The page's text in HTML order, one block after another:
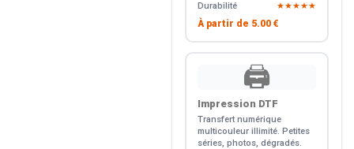
Durabilité
★★★★★
À partir de 5.00 €
🖨️
Impression DTF
Transfert numérique
multicouleur illimité. Petites
séries, photos, dégradés.